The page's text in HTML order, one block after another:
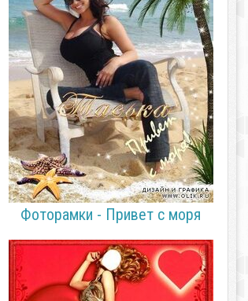
Фоторамки - Привет с моря